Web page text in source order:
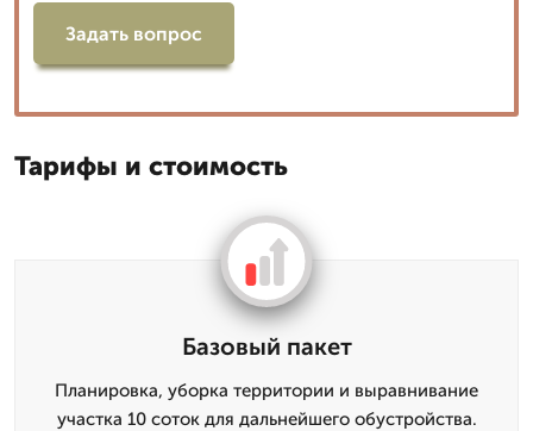
Задать вопрос
Тарифы и стоимость
Базовый пакет
Планировка, уборка территории и выравнивание
участка 10 соток для дальнейшего обустройства.